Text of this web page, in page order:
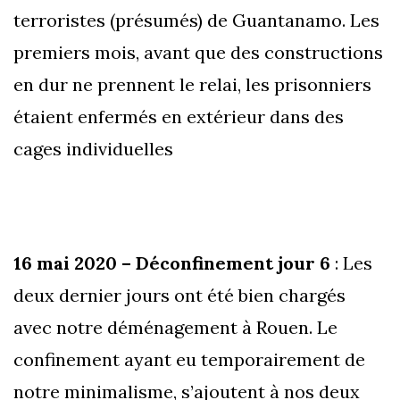
terroristes (présumés) de Guantanamo. Les
premiers mois, avant que des constructions
en dur ne prennent le relai, les prisonniers
étaient enfermés en extérieur dans des
cages individuelles
16 mai 2020 – Déconfinement jour 6 : Les
deux dernier jours ont été bien chargés
avec notre déménagement à Rouen. Le
confinement ayant eu temporairement de
notre minimalisme, s’ajoutent à nos deux